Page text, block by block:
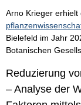
Arno Krieger erhielt
Bielefeld im Jahr
Botanischen
Reduzierung
– Analyse der